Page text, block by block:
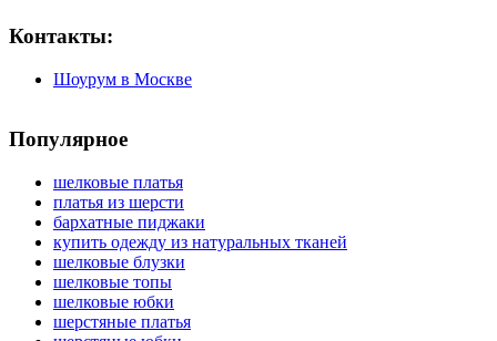
Контакты:
Шоурум в Москве
Популярное
шелковые платья
платья из шерсти
бархатные пиджаки
купить одежду из натуральных тканей
шелковые блузки
шелковые топы
шелковые юбки
шерстяные платья